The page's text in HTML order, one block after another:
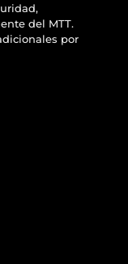
del MTT.
por